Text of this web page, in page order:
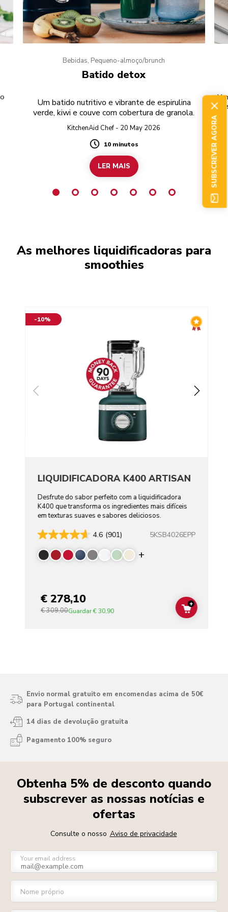
Bebidas, Pequeno-almoço/brunch
Batido detox
Um batido nutritivo e vibrante de espirulina
verde, kiwi e couve com cobertura de granola.
KitchenAid Chef - 20 May 2026
Duration
10 minutos
LER MAIS
As melhores liquidificadoras para
smoothies
-10%
LIQUIDIFICADORA K400 ARTISAN
Desfrute do sabor perfeito com a liquidificadora
K400 que transforma os ingredientes mais difíceis
em texturas suaves e sabores deliciosos.
4.6 (901) 5KSB4026EPP
Display more
€ 278,10
€ 309,00Guardar€ 30,90 ADD TO
+
Envio normal gratuito em encomendas acima de 50€
para Portugal continental
14 dias de devolução gratuita
Pagamento 100% seguro
Obtenha 5% de desconto quando
subscrever as nossas notícias e
ofertas
Consulte o nosso Aviso de privacidade
Your email address
Nome próprio
SUBSCREVER AGORA